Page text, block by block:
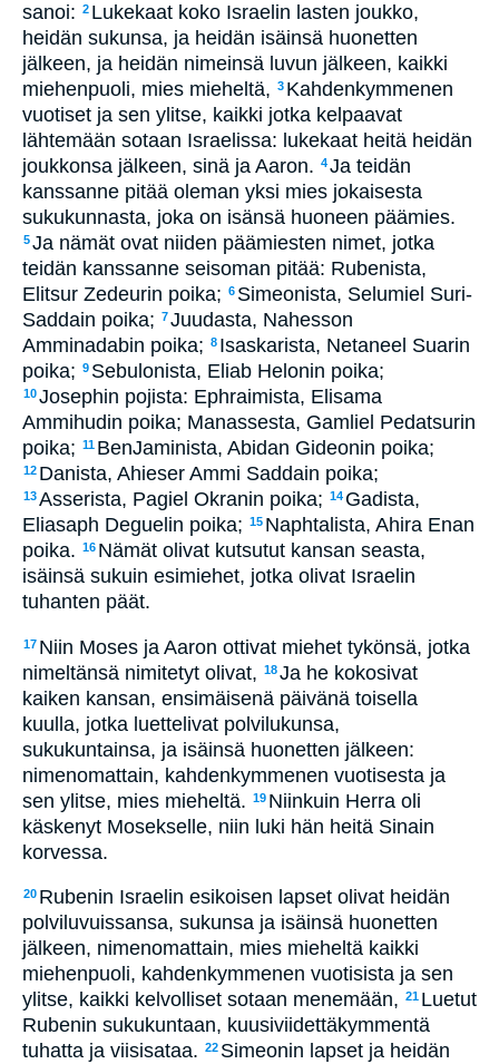
sanoi: 2 Lukekaat koko Israelin lasten joukko,
heidän sukunsa, ja heidän isäinsä huonetten
jälkeen, ja heidän nimeinsä luvun jälkeen, kaikki
miehenpuoli, mies mieheltä, 3 Kahdenkymmenen
vuotiset ja sen ylitse, kaikki jotka kelpaavat
lähtemään sotaan Israelissa: lukekaat heitä heidän
joukkonsa jälkeen, sinä ja Aaron. 4Ja teidän
kanssanne pitää oleman yksi mies jokaisesta
sukukunnasta, joka on isänsä huoneen päämies.
5Ja nämät ovat niiden päämiesten nimet, jotka
teidän kanssanne seisoman pitää: Rubenista,
Elitsur Zedeurin poika; 6 Simeonista, Selumiel Suri-
Saddain poika; 7Juudasta, Nahesson
Amminadabin poika; 8 Isaskarista, Netaneel Suarin
poika; 9 Sebulonista, Eliab Helonin poika;
10Josephin pojista: Ephraimista, Elisama
Ammihudin poika; Manassesta, Gamliel Pedatsurin
poika; 11 BenJaminista, Abidan Gideonin poika;
12 Danista, Ahieser Ammi Saddain poika;
13Asserista, Pagiel Okranin poika; 14 Gadista,
Eliasaph Deguelin poika; 15 Naphtalista, Ahira Enan
poika. 16 Nämät olivat kutsutut kansan seasta,
isäinsä sukuin esimiehet, jotka olivat Israelin
tuhanten päät.
17 Niin Moses ja Aaron ottivat miehet tykönsä, jotka
nimeltänsä nimitetyt olivat, 18Ja he kokosivat
kaiken kansan, ensimäisenä päivänä toisella
kuulla, jotka luettelivat polvilukunsa,
sukukuntainsa, ja isäinsä huonetten jälkeen:
nimenomattain, kahdenkymmenen vuotisesta ja
sen ylitse, mies mieheltä. 19 Niinkuin Herra oli
käskenyt Mosekselle, niin luki hän heitä Sinain
korvessa.
20 Rubenin Israelin esikoisen lapset olivat heidän
polviluvuissansa, sukunsa ja isäinsä huonetten
jälkeen, nimenomattain, mies mieheltä kaikki
miehenpuoli, kahdenkymmenen vuotisista ja sen
ylitse, kaikki kelvolliset sotaan menemään, 21 Luetut
Rubenin sukukuntaan, kuusiviidettäkymmentä
tuhatta ja viisisataa. 22 Simeonin lapset ja heidän